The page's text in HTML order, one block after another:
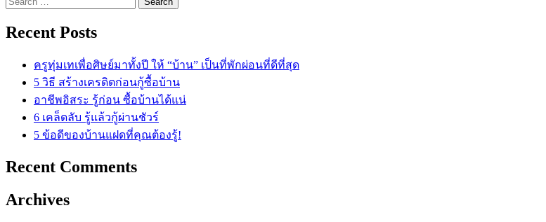
for:
Recent Posts
ครูทุ่มเทเพื่อศิษย์มาทั้งปี ให้ “บ้าน” เป็นที่พักผ่อนที่ดีที่สุด
5 วิธี สร้างเครดิตก่อนกู้ซื้อบ้าน
อาชีพอิสระ รู้ก่อน ซื้อบ้านได้แน่
6 เคล็ดลับ รู้แล้วกู้ผ่านชัวร์
5 ข้อดีของบ้านแฝดที่คุณต้องรู้!
Recent Comments
Archives